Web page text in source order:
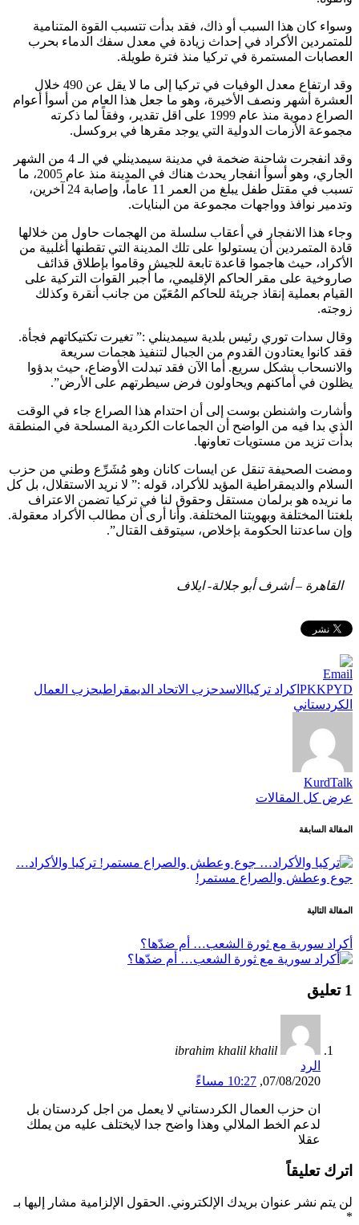
وسواء كان هذا السبب أو ذاك، فقد بدأت تتسبب القوة المتنامية
للمتمردين الأكراد في إحداث زيادة في معدل سفك الدماء بحرب
العصابات المستمرة في تركيا منذ فترة طويلة.
وقد ارتفاع معدل الوفيات في تركيا إلى ما لا يقل عن 490 خلال
العشرة أشهر ونصف الأخيرة، وهو ما جعل هذا العام من أسوأ أعوام
الصراع دموية منذ عام 1999 على اقل تقدير، وفقاً لما ذكرته
مجموعة الأزمات الدولية التي يوجد مقرها في بروكسل.
وقد انفجرت شاحنة ضخمة في مدينة سيمدينلي في الـ 4 من الشهر
الجاري، وهو أسوأ انفجار يحدث هناك في المدينة منذ عام 2005، ما
تسبب في مقتل طفل يبلغ من العمر 11 عاماً، وإصابة 24 آخرين،
وتدمير نوافذ وواجهات مجموعة من البنايات.
وجاء هذا الانفجار في أعقاب سلسلة من الهجمات حاول من خلالها
قادة المتمردين أن يستولوا على تلك المدينة التي تقطنها أغلبية من
الأكراد، حيث هاجموا قاعدة تابعة للجيش وقاموا بإطلاق قذائف
صاروخية على مقر الحاكم الإقليمي، ما أجبر القوات التركية على
القيام بعملية إنقاذ جريئة للحاكم المُعَيّن من جانب أنقرة وكذلك
زوجته.
وقال سدات توري رئيس بلدية سيمدينلي :” تغيرت تكتيكاتهم فجأة.
فقد كانوا يعتادون القدوم من الجبال لتنفيذ هجمات سريعة
والانسحاب بشكل سريع. أما الآن فقد تبدلت الأوضاع، حيث بدؤوا
يظلون في أماكنهم ويحاولون فرض سيطرتهم على الأرض”.
وأشارت واشنطن بوست إلى أن احتدام هذا الصراع جاء في الوقت
الذي بدا فيه من الواضح أن الجماعات الكردية المسلحة في المنطقة
بدأت تزيد من مستويات تعاونها.
ومضت الصحيفة تنقل عن ايسات كانان وهو مُشَرِّع وطني من حزب
السلام والديمقراطية المؤيد للأكراد، قوله :” لا نريد الاستقلال، بل كل
ما نريده هو برلمان مستقل وحقوق لنا في تركيا تضمن الاعتراف
بلغتنا المختلفة وبهويتنا المختلفة. وأنا أرى أن مطالب الأكراد معقولة.
وإن ساعدتنا الحكومة بإخلاص، سيتوقف القتال”.
القاهرة – أشرف أبو جلالة- ايلاف
العلامات:
PKKPYD اكراد تركيا الاسدحزب الاتحاد الديمقراطيحزب العمال
الكردستاني
KurdTalk
عرض كل المقالات
تصفّح
المقالات
المقالة السابقة
تركيا والأكراد…
جوع وعطش والصراع مستمر!
المقالة التالية
أكراد سورية مع ثورة الشعب… أم ضدّها؟
1 تعليق
ibrahim khalil khalil
الرد
07/08/2020, 10:27 مساءً
ان حزب العمال الكردستاني لا يعمل من اجل كردستان بل
لدعم الخط الملالي وهذا واضح جدا لايختلف عليه من يملك
عقلا
اترك تعليقاً
لن يتم نشر عنوان بريدك الإلكتروني. الحقول الإلزامية مشار إليها بـ
*